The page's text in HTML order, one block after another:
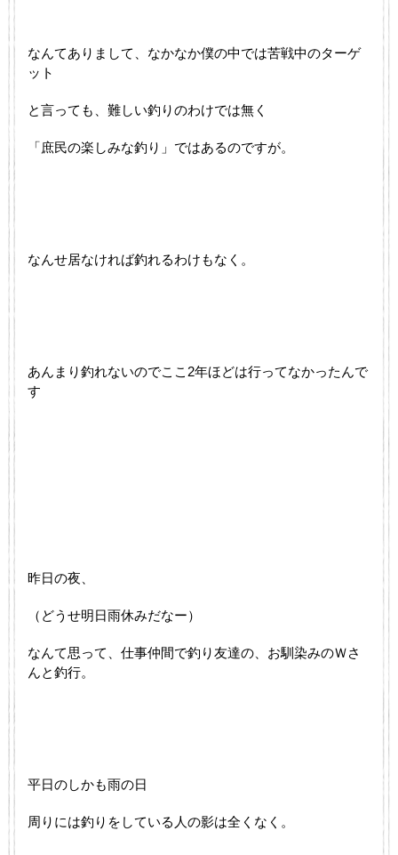
なんてありまして、なかなか僕の中では苦戦中のターゲ
ット
と言っても、難しい釣りのわけでは無く
「庶民の楽しみな釣り」ではあるのですが。
なんせ居なければ釣れるわけもなく。
あんまり釣れないのでここ2年ほどは行ってなかったんで
す
昨日の夜、
（どうせ明日雨休みだなー）
なんて思って、仕事仲間で釣り友達の、お馴染みのＷさ
んと釣行。
平日のしかも雨の日
周りには釣りをしている人の影は全くなく。